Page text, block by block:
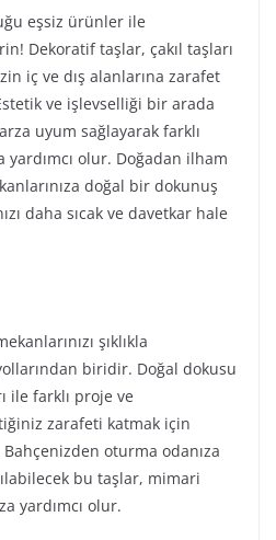
eşsiz ürünler ile
Dekoratif taşlar, çakıl taşları
iç ve dış alanlarına zarafet
ve işlevselliği bir arada
uyum sağlayarak farklı
olur. Doğadan ilham
doğal bir dokunuş
daha sıcak ve davetkar hale
şıklıkla
biridir. Doğal dokusu
ile farklı proje ve
zarafeti katmak için
oturma odanıza
bu taşlar, mimari
yardımcı olur.